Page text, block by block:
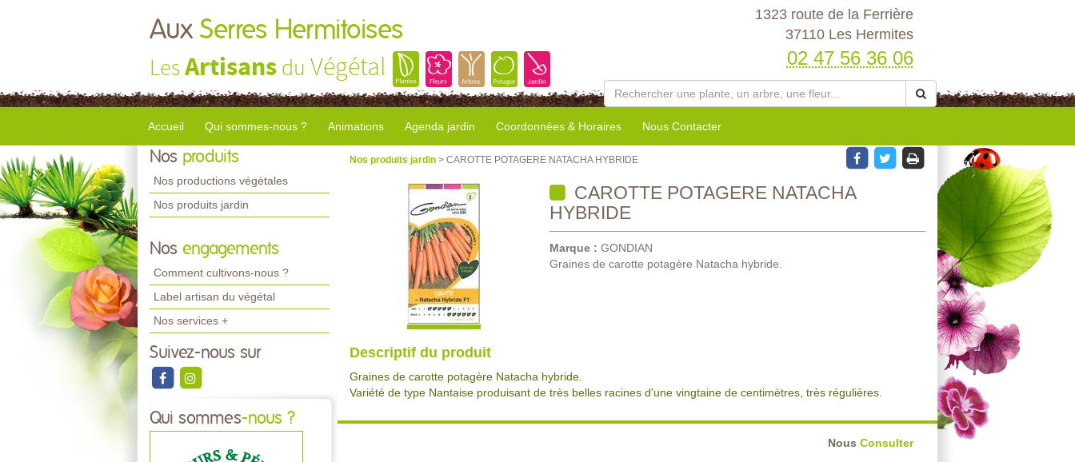
Aux Serres Hermitoises
LesArtisans du Végétal
1323 route de la Ferrière
37110 Les Hermites
02 47 56 36 06
Accueil Qui sommes-nous ? Animations Agenda jardin Coordonnées & Horaires Nous Contacter
Nos produits
Nos productions végétales
Nos produits jardin
Nos engagements
Comment cultivons-nous ?
Label artisan du végétal
Nos services +
Suivez-nous sur
Qui sommes-nous ?
Nos produits jardin > CAROTTE POTAGERE NATACHA HYBRIDE
CAROTTE POTAGERE NATACHA
HYBRIDE
Marque : GONDIAN
Graines de carotte potagère Natacha hybride.
Descriptif du produit
Graines de carotte potagère Natacha hybride.
Variété de type Nantaise produisant de très belles racines d'une vingtaine de centimètres, très régulières.
Nous Consulter